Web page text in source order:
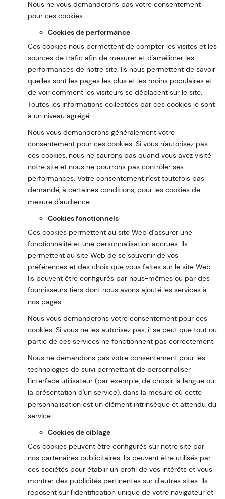
Nous ne vous demanderons pas votre consentement
pour ces cookies.
Cookies de performance
Ces cookies nous permettent de compter les visites et les
sources de trafic afin de mesurer et d'améliorer les
performances de notre site. Ils nous permettent de savoir
quelles sont les pages les plus et les moins populaires et
de voir comment les visiteurs se déplacent sur le site.
Toutes les informations collectées par ces cookies le sont
à un niveau agrégé.
Nous vous demanderons généralement votre
consentement pour ces cookies. Si vous n'autorisez pas
ces cookies, nous ne saurons pas quand vous avez visité
notre site et nous ne pourrons pas contrôler ses
performances. Votre consentement n'est toutefois pas
demandé, à certaines conditions, pour les cookies de
mesure d'audience.
Cookies fonctionnels
Ces cookies permettent au site Web d'assurer une
fonctionnalité et une personnalisation accrues. Ils
permettent au site Web de se souvenir de vos
préférences et des choix que vous faites sur le site Web.
Ils peuvent être configurés par nous-mêmes ou par des
fournisseurs tiers dont nous avons ajouté les services à
nos pages.
Nous vous demanderons votre consentement pour ces
cookies. Si vous ne les autorisez pas, il se peut que tout ou
partie de ces services ne fonctionnent pas correctement.
Nous ne demandons pas votre consentement pour les
technologies de suivi permettant de personnaliser
l'interface utilisateur (par exemple, de choisir la langue ou
la présentation d'un service), dans la mesure où cette
personnalisation est un élément intrinsèque et attendu du
service.
Cookies de ciblage
Ces cookies peuvent être configurés sur notre site par
nos partenaires publicitaires. Ils peuvent être utilisés par
ces sociétés pour établir un profil de vos intérêts et vous
montrer des publicités pertinentes sur d'autres sites. Ils
reposent sur l'identification unique de votre navigateur et